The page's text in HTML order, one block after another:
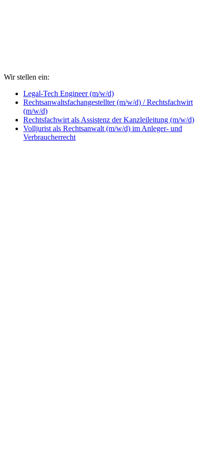
Wir stellen ein:
Legal-Tech Engineer (m/w/d)
Rechtsanwaltsfachangestellter (m/w/d) / Rechtsfachwirt
(m/w/d)
Rechtsfachwirt als Assistenz der Kanzleileitung (m/w/d)
Volljurist als Rechtsanwalt (m/w/d) im Anleger- und
Verbraucherrecht